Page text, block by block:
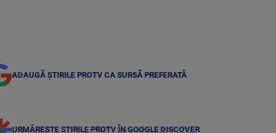
ADAUGĂ ȘTIRILE PROTV CA SURSĂ PREFERATĂ
URMĂREȘTE ȘTIRILE PROTV ÎN GOOGLE DISCOVER